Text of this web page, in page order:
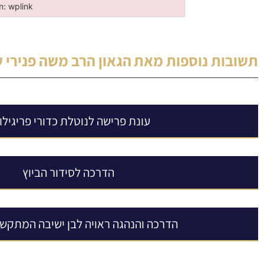
תשובות נוספות מאתהגאון הרב משה
עונת פרישה לנוטלת כדורי
הדרכה לסידור הביוץ
הדרכה והנהגה ראויה לבן ישיבה
wplink
wplink